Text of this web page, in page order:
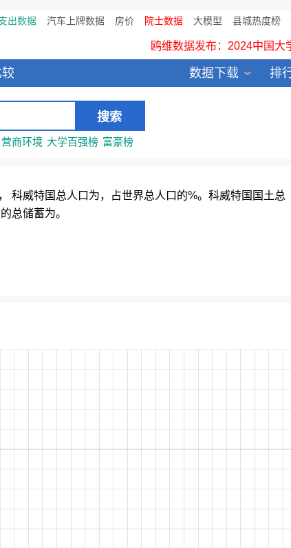
出数据 汽车上牌数据 房价 院士数据 大模型 县城热度榜
鸥维数据发布：2024中国大
所有数
全新医院库 包含11万多医疗
排
数据下载
营商环境 大学百强榜 富豪榜
科威特国总人口为，占世界总人口的%。科威特国国土总
总储蓄为。